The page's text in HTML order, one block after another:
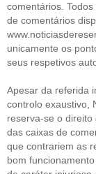
comentários.
de comentários
unicamente os
seus respetivos
Apesar da referida
controlo exaustivo,
reserva-se o
das caixas de
que contrariem as
bom